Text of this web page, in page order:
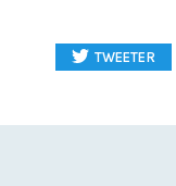
TWEETER